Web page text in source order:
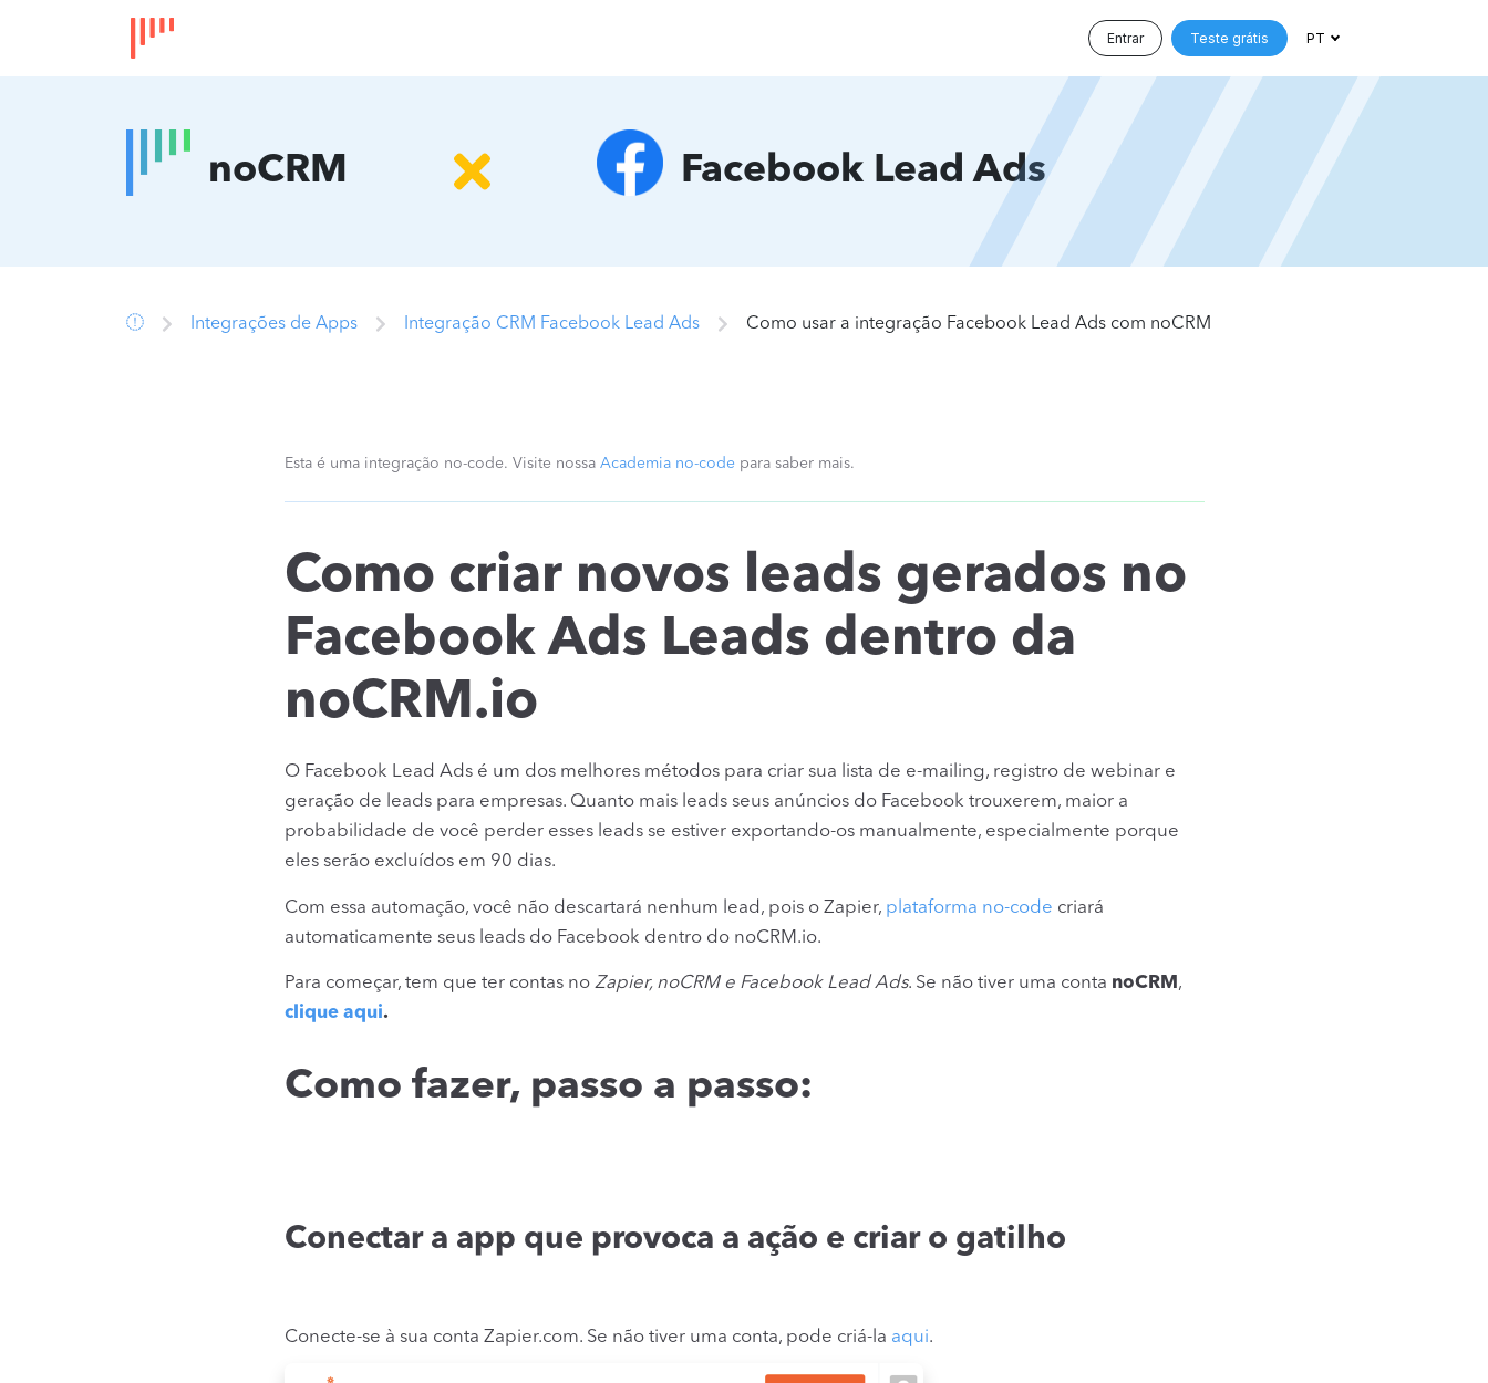
Entrar Teste grátis PT
noCRM Facebook Lead Ads
Integrações de Apps Integração CRM Facebook Lead Ads Como usar a integração Facebook Lead Ads com noCRM
Esta é uma integração no-code. Visite nossa Academia no-codepara saber mais.
Como criar novos leads gerados no
Facebook Ads Leads dentro da
noCRM.io
O Facebook Lead Ads é um dos melhores métodos para criar sua lista de e-mailing, registro de webinar e
geração de leads para empresas. Quanto mais leads seus anúncios do Facebook trouxerem, maior a
probabilidade de você perder esses leads se estiver exportando-os manualmente, especialmente porque
eles serão excluídos em 90 dias.
Com essa automação, você não descartará nenhum lead, pois o Zapier, plataforma no-code criará
automaticamente seus leads do Facebook dentro do noCRM.io.
Para começar, tem que ter contas no Zapier, noCRM e Facebook Lead Ads. Se não tiver uma conta noCRM ,
clique aqui.
Como fazer, passo a passo:
Conectar a app que provoca a ação e criar o gatilho
Conecte-se à sua conta Zapier.com. Se não tiver uma conta, pode criá-la aqui.